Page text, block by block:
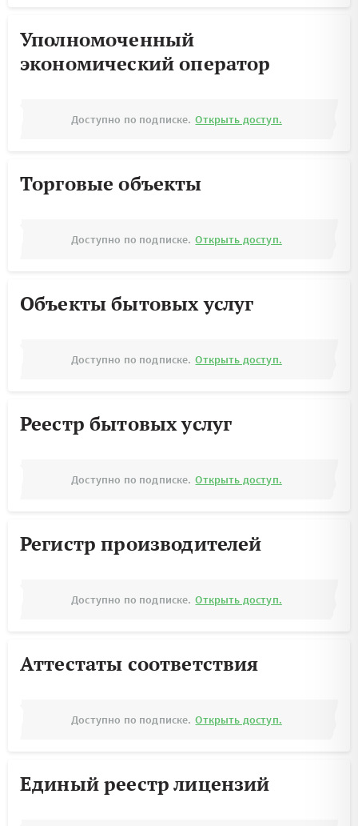
Уполномоченный
экономический оператор
Доступно по подписке. Открыть доступ.
Торговые объекты
Доступно по подписке. Открыть доступ.
Объекты бытовых услуг
Доступно по подписке. Открыть доступ.
Реестр бытовых услуг
Доступно по подписке. Открыть доступ.
Регистр производителей
Доступно по подписке. Открыть доступ.
Аттестаты соответствия
Доступно по подписке. Открыть доступ.
Единый реестр лицензий